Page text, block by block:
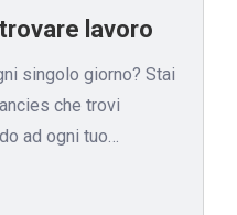
lavoro
singolo giorno? Stai
che trovi
ad ogni tuo…